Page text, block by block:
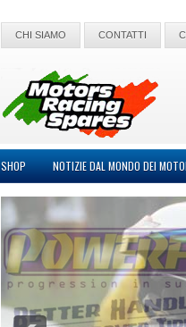
CHI SIAMO CONTATTI
SHOP NOTIZIE DAL MONDO DEI